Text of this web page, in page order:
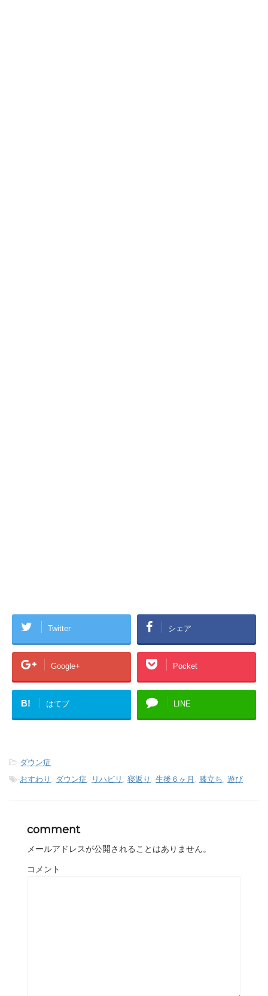
Twitter シェア
Google+ Pocket
B! はてブ LINE
-ダウン症
-おすわり ダウン症 リハビリ 寝返り 生後６ヶ月 膝立ち 遊び
comment
メールアドレスが公開されることはありません。
コメント